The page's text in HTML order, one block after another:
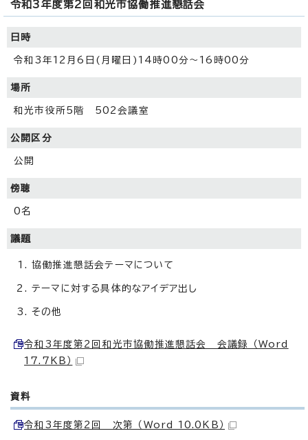
令和3年度第2回和光市協働推進懇話会
日時
令和3年12月6日(月曜日)14時00分～16時00分
場所
和光市役所5階 502会議室
公開区分
公開
傍聴
0名
議題
協働推進懇話会テーマについて
テーマに対する具体的なアイデア出し
その他
令和3年度第2回和光市協働推進懇話会 会議録 （Word
17.7KB）
資料
令和3年度第2回 次第 （Word 10.0KB）